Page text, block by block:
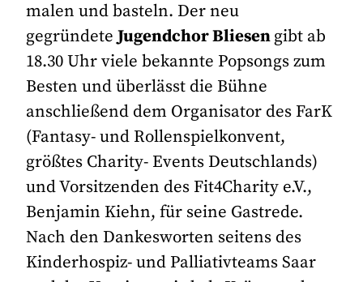
malen und basteln. Der neu
gegründeteJugendchor Bliesengibt ab
18.30 Uhr viele bekannte Popsongs zum
Besten und überlässt die Bühne
anschließend dem Organisator des FarK
(Fantasy- und Rollenspielkonvent,
größtes Charity- Events Deutschlands)
und Vorsitzenden des Fit4Charity e.V.,
Benjamin Kiehn, für seine Gastrede.
Nach den Dankesworten seitens des
Kinderhospiz- und Palliativteams Saar